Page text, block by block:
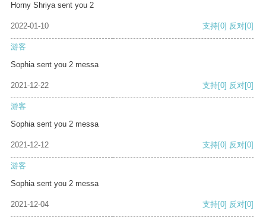
Horny Shriya sent you 2
2022-01-10 支持[0] 反对[0]
游客
Sophia sent you 2 messa
2021-12-22 支持[0] 反对[0]
游客
Sophia sent you 2 messa
2021-12-12 支持[0] 反对[0]
游客
Sophia sent you 2 messa
2021-12-04 支持[0] 反对[0]